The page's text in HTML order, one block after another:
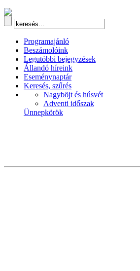
Programajánló
Beszámolóink
Legutóbbi bejegyzések
Állandó híreink
Eseménynaptár
Keresés, szűrés
Nagyböjt és húsvét
Adventi időszak
Ünnepkörök